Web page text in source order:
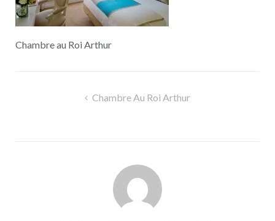
Chambre au Roi Arthur
Navigation Chambre Au Roi Arthur